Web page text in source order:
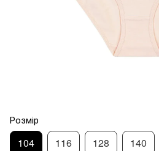
Розмір
104 116 128 140